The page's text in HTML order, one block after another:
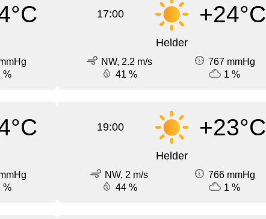
%
17:00 +24°C
Helder
NW, 2.2 m/s
767 mmHg
41 %
1 %
%
19:00 +23°C
Helder
NW, 2 m/s
766 mmHg
44 %
1 %